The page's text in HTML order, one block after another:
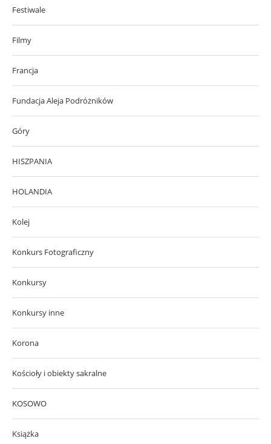
Festiwale
Filmy
Francja
Fundacja Aleja Podróżników
Góry
HISZPANIA
HOLANDIA
Kolej
Konkurs Fotograficzny
Konkursy
Konkursy inne
Korona
Kościoły i obiekty sakralne
KOSOWO
Książka